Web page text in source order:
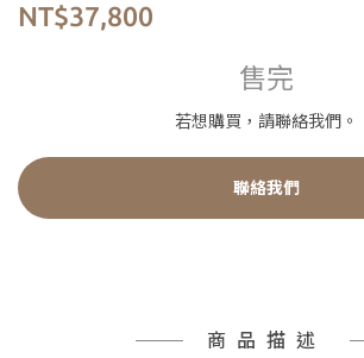
NT$37,800
售完
若想購買，請聯絡我們。
聯絡我們
商品描述